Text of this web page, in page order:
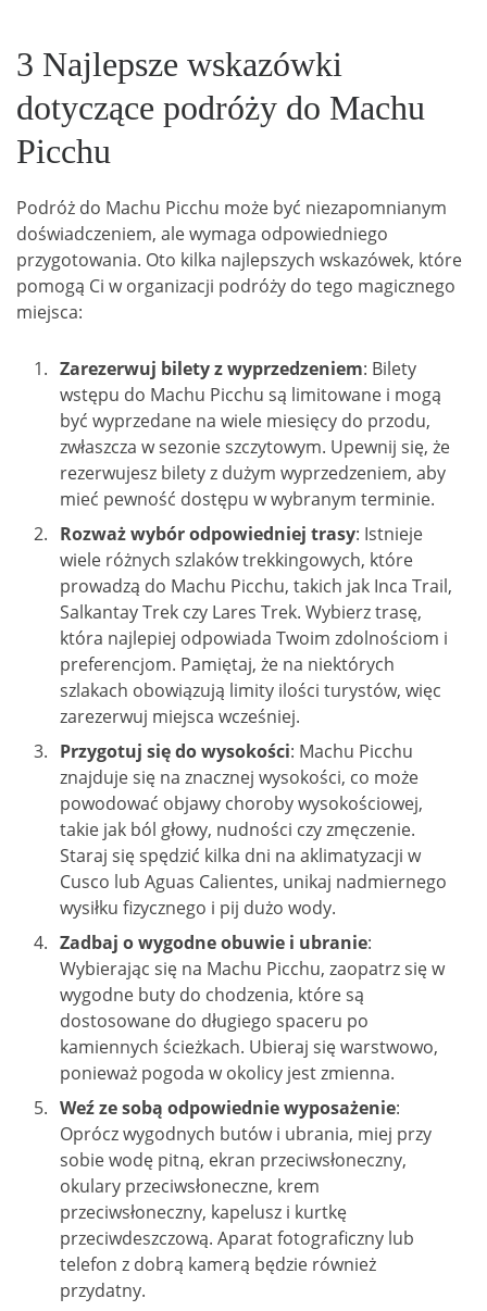
3 Najlepsze wskazówki
dotyczące podróży do Machu
Picchu
Podróż do Machu Picchu może być niezapomnianym
doświadczeniem, ale wymaga odpowiedniego
przygotowania. Oto kilka najlepszych wskazówek, które
pomogą Ci w organizacji podróży do tego magicznego
miejsca:
Zarezerwuj bilety z wyprzedzeniem: Bilety
wstępu do Machu Picchu są limitowane i mogą
być wyprzedane na wiele miesięcy do przodu,
zwłaszcza w sezonie szczytowym. Upewnij się, że
rezerwujesz bilety z dużym wyprzedzeniem, aby
mieć pewność dostępu w wybranym terminie.
Rozważ wybór odpowiedniej trasy: Istnieje
wiele różnych szlaków trekkingowych, które
prowadzą do Machu Picchu, takich jak Inca Trail,
Salkantay Trek czy Lares Trek. Wybierz trasę,
która najlepiej odpowiada Twoim zdolnościom i
preferencjom. Pamiętaj, że na niektórych
szlakach obowiązują limity ilości turystów, więc
zarezerwuj miejsca wcześniej.
Przygotuj się do wysokości: Machu Picchu
znajduje się na znacznej wysokości, co może
powodować objawy choroby wysokościowej,
takie jak ból głowy, nudności czy zmęczenie.
Staraj się spędzić kilka dni na aklimatyzacji w
Cusco lub Aguas Calientes, unikaj nadmiernego
wysiłku fizycznego i pij dużo wody.
Zadbaj o wygodne obuwie i ubranie:
Wybierając się na Machu Picchu, zaopatrz się w
wygodne buty do chodzenia, które są
dostosowane do długiego spaceru po
kamiennych ścieżkach. Ubieraj się warstwowo,
ponieważ pogoda w okolicy jest zmienna.
Weź ze sobą odpowiednie wyposażenie:
Oprócz wygodnych butów i ubrania, miej przy
sobie wodę pitną, ekran przeciwsłoneczny,
okulary przeciwsłoneczne, krem
przeciwsłoneczny, kapelusz i kurtkę
przeciwdeszczową. Aparat fotograficzny lub
telefon z dobrą kamerą będzie również
przydatny.